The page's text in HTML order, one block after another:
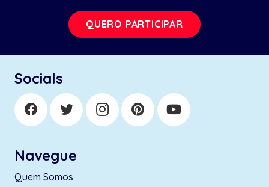
QUERO PARTICIPAR
Socials
Navegue
Quem Somos